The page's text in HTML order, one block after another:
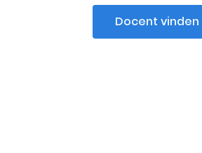
Docent vinden